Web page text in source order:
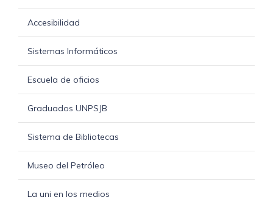
Accesibilidad
Sistemas Informáticos
Escuela de oficios
Graduados UNPSJB
Sistema de Bibliotecas
Museo del Petróleo
La uni en los medios